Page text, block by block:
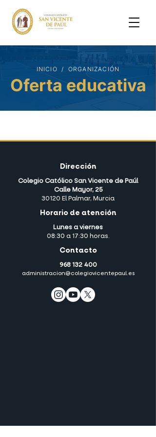
INICIO / ORGANIZACIÓN
Oferta educativa
Dirección
Colegio Católico San Vicente de Paúl
Calle Mayor, 25
30120 El Palmar, Murcia
Horario de atención
Lunes a viernes
08:30 a 17:30 horas.
Contacto
968 132 400
administracion@colegiovicentepaul.es